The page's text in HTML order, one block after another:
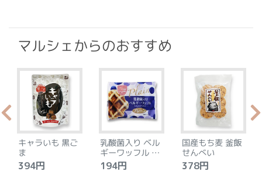
マルシェからのおすすめ
キャラいも 黒ご
ま
394円
乳酸菌入り ベル
ギーワッフル プ
レーン
194円
国産もち麦 釜飯
せんべい
378円